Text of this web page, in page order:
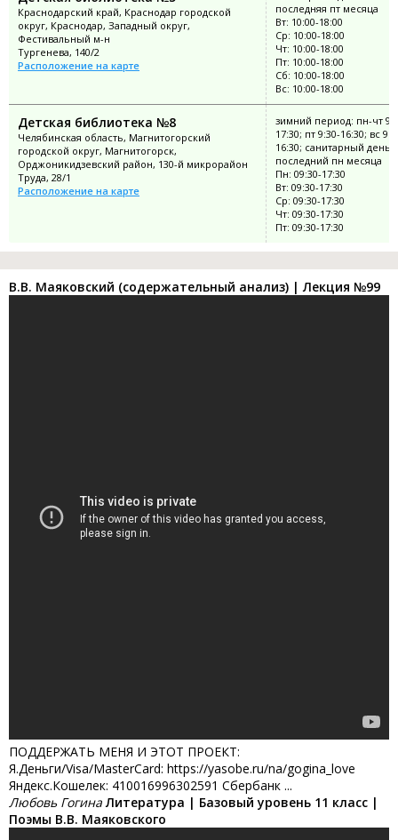
Краснодарский край, Краснодар городской
округ, Краснодар, Западный округ,
Фестивальный м-н
Тургенева, 140/2
Расположение на карте
последняя пт месяца
Вт: 10:00-18:00
Ср: 10:00-18:00
Чт: 10:00-18:00
Пт: 10:00-18:00
Сб: 10:00-18:00
Вс: 10:00-18:00
Детская библиотека №8
Челябинская область, Магнитогорский
городской округ, Магнитогорск,
Орджоникидзевский район, 130-й микрорайон
Труда, 28/1
Расположение на карте
зимний период: пн-чт
17:30; пт 9:30-16:30; вс
16:30; санитарный день:
последний пн месяца
Пн: 09:30-17:30
Вт: 09:30-17:30
Ср: 09:30-17:30
Чт: 09:30-17:30
Пт: 09:30-17:30
В.В. Маяковский (содержательный анализ) | Лекция №99
ПОДДЕРЖАТЬ МЕНЯ И ЭТОТ ПРОЕКТ:
Я.Деньги/Visa/MasterCard: https://yasobe.ru/na/gogina_love
Яндекс.Кошелек: 410016996302591 Сбербанк ...
Любовь Гогина Литература | Базовый уровень 11 класс |
Поэмы В.В. Маяковского